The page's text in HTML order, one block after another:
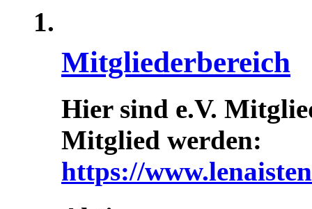
Mitgliederbereich
Hier sind e.V.
Mitglied werden:
https://